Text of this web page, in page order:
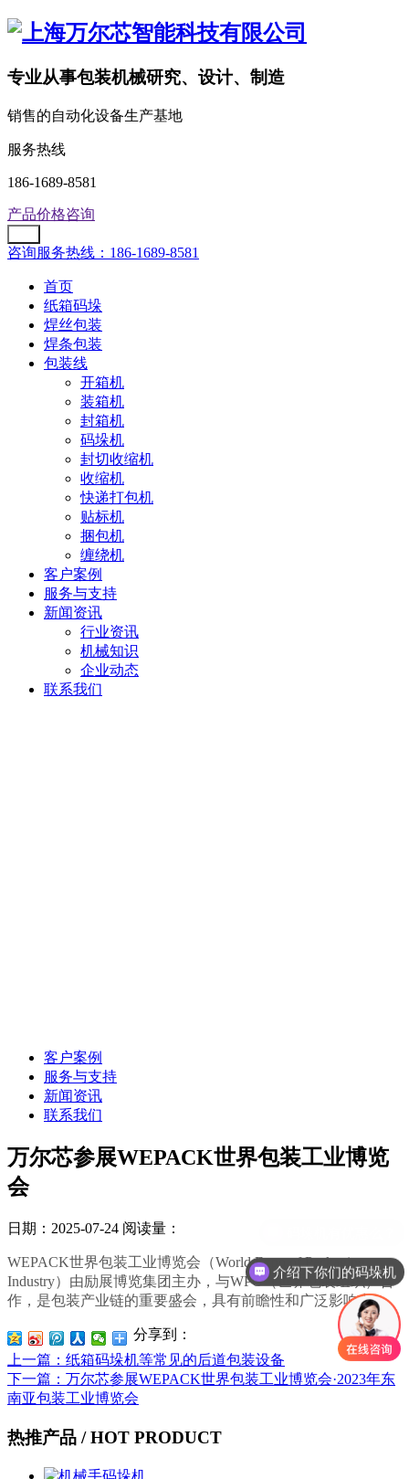
专业从事包装机械研究、设计、制造
销售的自动化设备生产基地
服务热线
186-1689-8581
产品价格咨询
咨询服务热线：186-1689-8581
首页
纸箱码垛
焊丝包装
焊条包装
包装线
开箱机
装箱机
封箱机
码垛机
封切收缩机
收缩机
快递打包机
贴标机
捆包机
缠绕机
客户案例
服务与支持
新闻资讯
行业资讯
机械知识
企业动态
联系我们
客户案例
服务与支持
新闻资讯
联系我们
万尔芯参展WEPACK世界包装工业博览
会
日期：2025-07-24 阅读量：
WEPACK世界包装工业博览会（World Expo of Packaging
Industry）由励展博览集团主办，与WPO（世界包装组织）合
作，是包装产业链的重要盛会，具有前瞻性和广泛影响力。
分享到：
上一篇 ：纸箱码垛机等常见的后道包装设备
下一篇 ：万尔芯参展WEPACK世界包装工业博览会·2023年东
南亚包装工业博览会
热推产品 / HOT PRODUCT
介绍下你们的码垛机